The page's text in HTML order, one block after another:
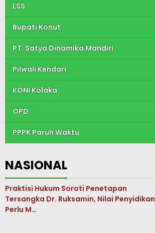
LSS
Bupati Konut
PT. Satya Dinamika Mandiri
Pilwali Kendari
KONI Kolaka
OPD
PPPK Paruh Waktu
NASIONAL
Praktisi Hukum Soroti Penetapan
Tersangka Dr. Ruksamin, Nilai Penyidikan
Perlu M…